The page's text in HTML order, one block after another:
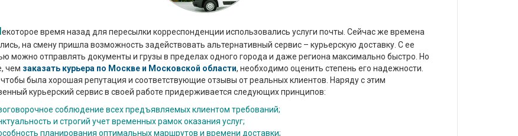
екоторое время назад для пересылки корреспонденции использовались услуги почты. Сейчас же времена
на смену пришла возможность задействовать альтернативный сервис – курьерскую доставку. С ее
можно отправлять документы и грузы в пределах одного города и даже региона максимально быстро. Но
чем заказать курьера по Москве и Московской области, необходимо оценить степень его надежности.
была хорошая репутация и соответствующие отзывы от реальных клиентов. Наряду с этим
курьерский сервис в своей работе придерживается следующих принципов:
соблюдение всех предъявляемых клиентом требований;
и строгий учет временных рамок оказания услуг;
планирования оптимальных маршрутов и времени доставки;